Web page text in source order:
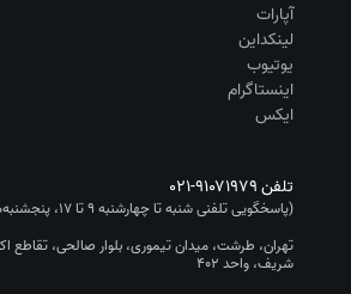
آپارات
لینکداین
یوتیوب
اینستاگرام
ایکس
تلفن۰۲۱-۹۱۰۷۱۹۷۹
(پاسخگویی تلفنی شنبه تا چهارشنبه ۹ تا ۱۷، پنجشنبه‌ها ۹ تا ۱۳)
تهران، طرشت، میدان تیموری، بلوار صالحی، تقاطع
شریف، واحد ۴۰۲